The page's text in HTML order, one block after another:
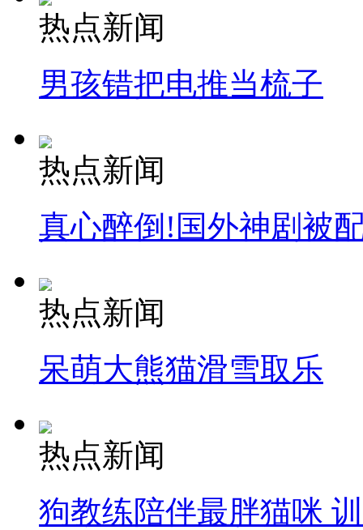
热点新闻
男孩错把电推当梳子
热点新闻
真心醉倒!国外神剧被
热点新闻
呆萌大熊猫滑雪取乐
热点新闻
狗教练陪伴最胖猫咪